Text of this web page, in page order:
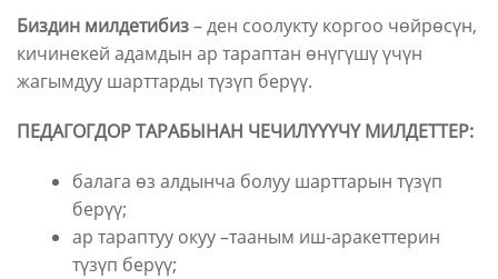
Биздин милдетибиз– ден соолукту коргоо чөйрөсүн,
кичинекей адамдын ар тараптан өнүгүшү үчүн
жагымдуу шарттарды түзүп берүү.
ПЕДАГОГДОР ТАРАБЫНАН ЧЕЧИЛҮҮҮЧҮ МИЛДЕТТЕР:
балага өз алдынча болуу шарттарын түзүп
берүү;
ар тараптуу окуу –тааным иш-аракеттерин
түзүп берүү;